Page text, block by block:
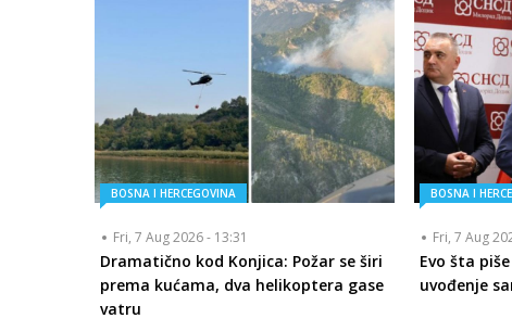
BOSNA I HERCEGOVINA
Fri, 7 Aug 2026 - 13:31
Dramatično kod Konjica: Požar se širi
prema kućama, dva helikoptera gase
vatru
BOSNA I
Fri, 7 Aug
Evo šta
uvođenje